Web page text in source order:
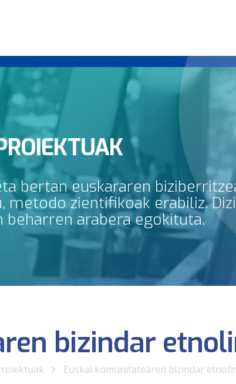
bertan euskararen
metodo zientifikoak erabiliz.
arabera egokituta.
bizindar
Euskal komunitatearen bizindar